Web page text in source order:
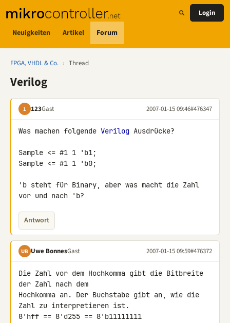
Neuigkeiten Artikel Forum
Login
FPGA, VHDL & Co. › Thread
Verilog
1 123Gast 2007-01-15 09:46#476347
Was machen folgende Verilog Ausdrücke?
Sample <= #1 1 'b1;
Sample <= #1 1 'b0;
'b steht für Binary, aber was macht die Zahl
vor und nach 'b?
Antwort
UB Uwe BonnesGast 2007-01-15 09:59#476372
Die Zahl vor dem Hochkomma gibt die Bitbreite
der Zahl nach dem
Hochkomma an. Der Buchstabe gibt an, wie die
Zahl zu interpretieren ist.
8'hff == 8'd255 == 8'b11111111